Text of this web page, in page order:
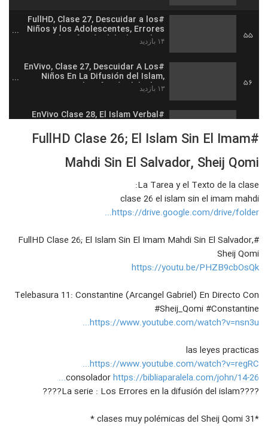
55
#FullHD, Clase 27, Descuidar a los
Niños y los Adolescentes, Errores
en la Difusión del Islam, Sheij
۱۴ بازدید
56
#EnVivo, Clase 27, Descuidar A Los
Niños En La Difusión del Islam,
Errores en la Difusión del Islam
۱۳ بازدید
#EnVivo Clase 28, El Islam Verbal
difusión del Islam
۱۳ بازدید
#FullHD Clase 28, El Islam Verbal sin
difusión del Islam, Sheij Qomi
۱۴ بازدید
#FullHD Clase 29, Falta de los
Religiosos académicos Musulmanes
60
Académicos Musulmanes, Los
errores en la Difusión del Islam,
61
#FullHD Clse 30 **La Última** La
Islamofobia y otros obstaculos en
la difusión del Islam, Sheij Qomi
۱۴ بازدید
62
los obstaculos en la difusión del
Islam, La Última Clase
۱۵ بازدید
63
۱۶ بازدید
#FullHD Clase 26; El Islam Sin El Imam
Mahdi Sin El Salvador, Sheij Qomi
La Tarea y el Texto de la clase:
clase 26 el islam sin el imam mahdi
https://drive.google.com/drive/folder...
#FullHD Clase 26; El Islam Sin El Imam Mahdi Sin El Salvador,
Sheij Qomi
https://youtu.be/PHZB9cbOsQk
Telebasura 11: Constantine (Arcangel Gabriel) En Directo Con
#Sheij_Qomi #Constantine
https://www.youtube.com/watch?v=nsn3u...
las leyes practicas
https://www.youtube.com/watch?v=regRC...
consoladorhttps://bibliaparalela.com/john/14-26...
????La serie : Los Errores en la difusión del islam????
*31 clases muy polémicas del Sheij Qomi *